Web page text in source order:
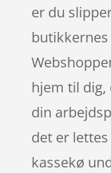
er du
hjem til dig,
din
det er
kassekø